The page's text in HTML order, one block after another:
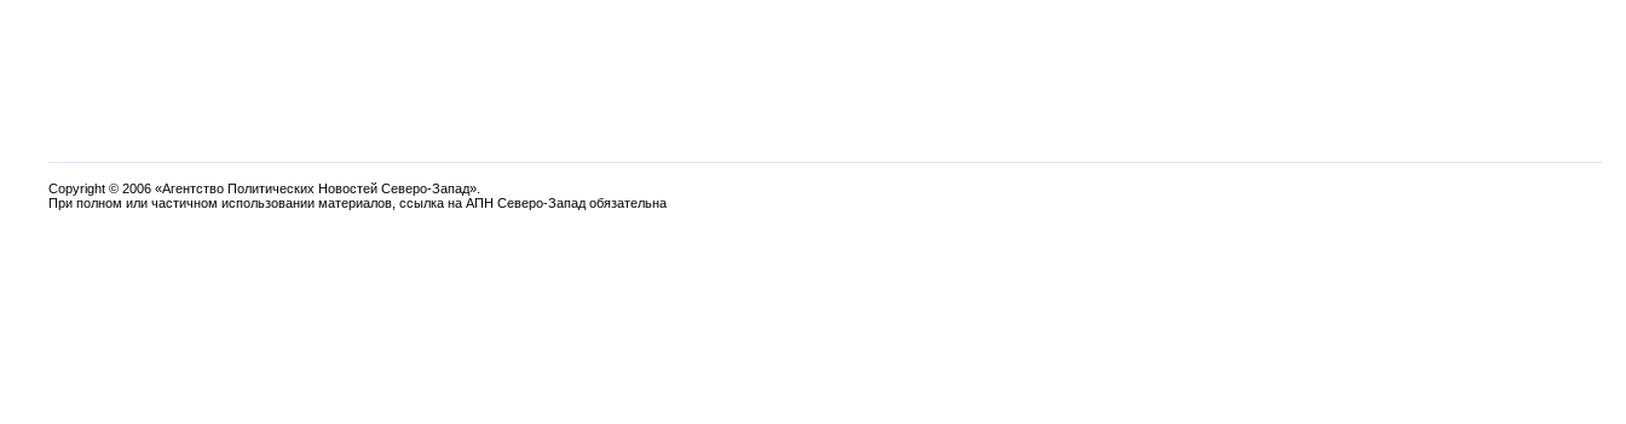
Copyright © 2006 «Агентство Политических Новостей Северо-Запад».
При полном или частичном использовании материалов, ссылка на АПН Северо-Запад обязательна